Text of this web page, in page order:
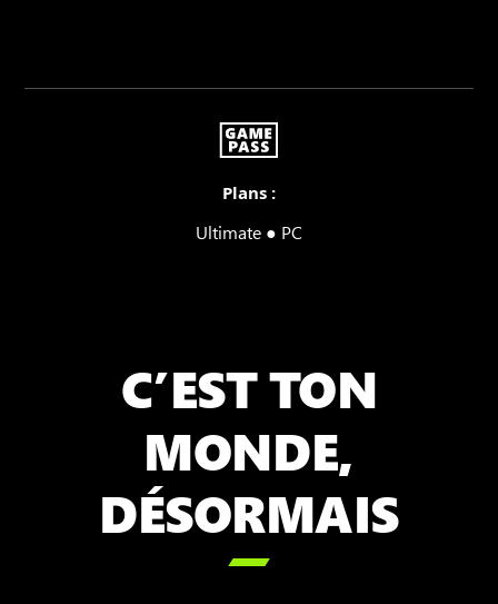
Plans :
Ultimate ● PC
C’EST TON
MONDE,
DÉSORMAIS
